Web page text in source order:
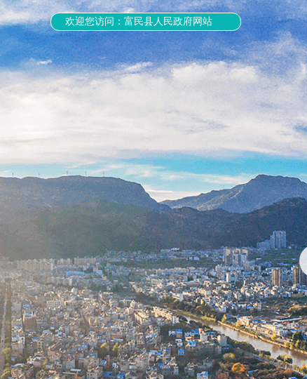
欢迎您访问：富民县人民政府网站